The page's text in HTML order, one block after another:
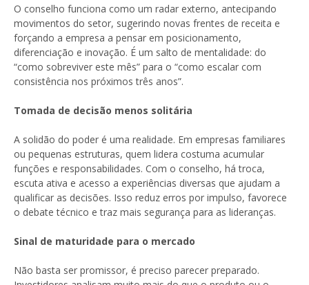
O conselho funciona como um radar externo, antecipando
movimentos do setor, sugerindo novas frentes de receita e
forçando a empresa a pensar em posicionamento,
diferenciação e inovação. É um salto de mentalidade: do
“como sobreviver este mês” para o “como escalar com
consistência nos próximos três anos”.
Tomada de decisão menos solitária
A solidão do poder é uma realidade. Em empresas familiares
ou pequenas estruturas, quem lidera costuma acumular
funções e responsabilidades. Com o conselho, há troca,
escuta ativa e acesso a experiências diversas que ajudam a
qualificar as decisões. Isso reduz erros por impulso, favorece
o debate técnico e traz mais segurança para as lideranças.
Sinal de maturidade para o mercado
Não basta ser promissor, é preciso parecer preparado.